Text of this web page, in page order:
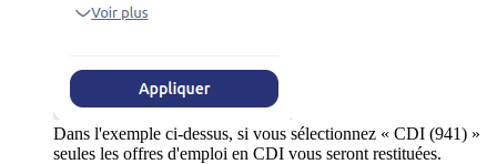
Dans l'exemple ci-dessus, si vous sélectionnez « CDI (941) »
seules les offres d'emploi en CDI vous seront restituées.